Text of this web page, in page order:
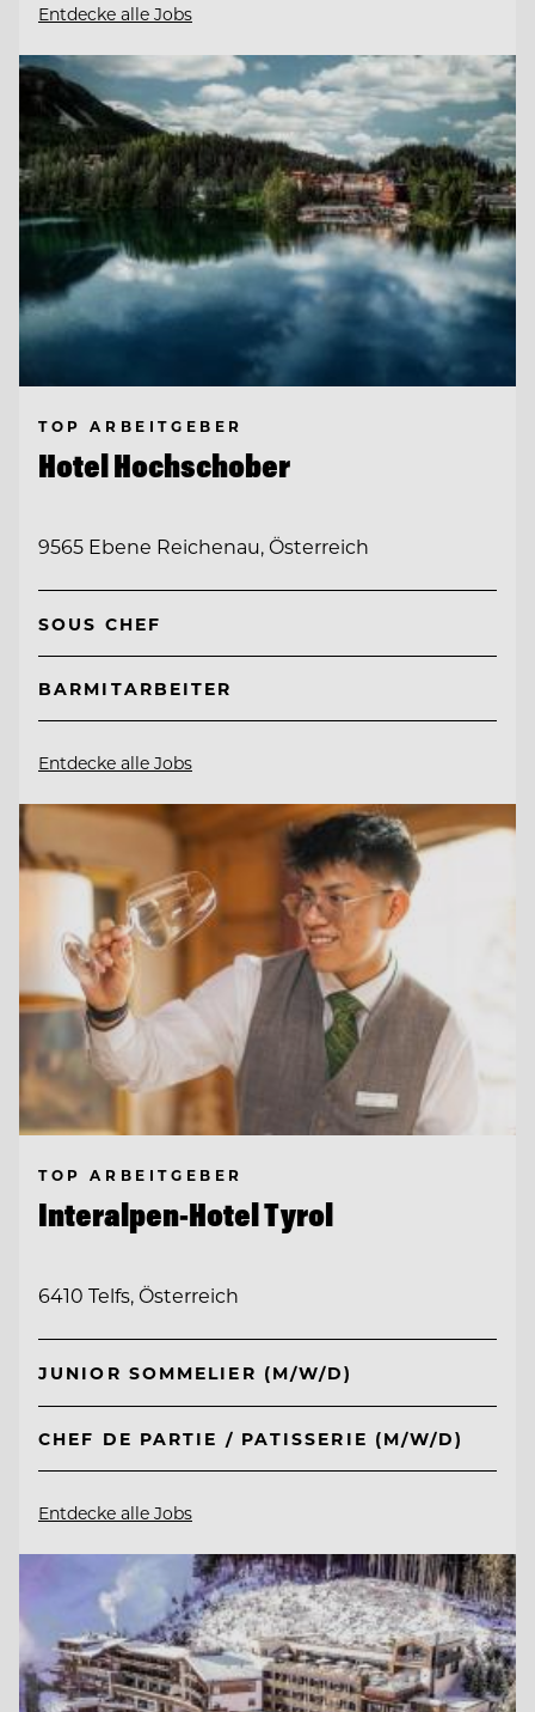
Entdecke alle Jobs
TOP ARBEITGEBER
Hotel Hochschober
9565 Ebene Reichenau, Österreich
SOUS CHEF
BARMITARBEITER
Entdecke alle Jobs
TOP ARBEITGEBER
Interalpen-Hotel Tyrol
6410 Telfs, Österreich
JUNIOR SOMMELIER (M/W/D)
CHEF DE PARTIE / PATISSERIE (M/W/D)
Entdecke alle Jobs